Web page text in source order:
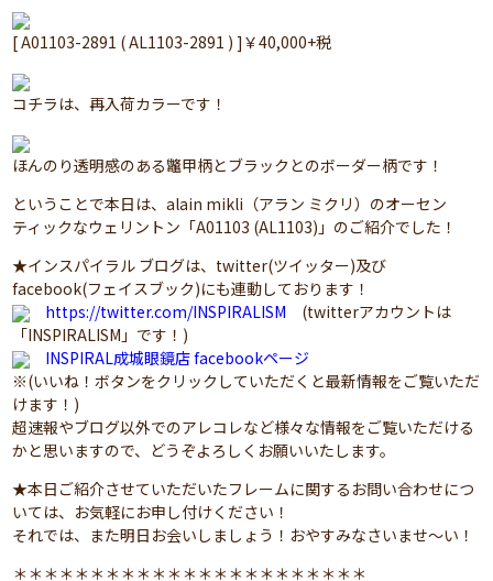
[ A01103-2891 ( AL1103-2891 ) ]￥40,000+税
コチラは、再入荷カラーです！
ほんのり透明感のある鼈甲柄とブラックとのボーダー柄です！
ということで本日は、alain mikli（アラン ミクリ）のオーセン
ティックなウェリントン「A01103 (AL1103)」のご紹介でした！
★インスパイラル ブログは、twitter(ツイッター)及び
facebook(フェイスブック)にも連動しております！
https://twitter.com/INSPIRALISM (twitterアカウントは
「INSPIRALISM」です！)
INSPIRAL成城眼鏡店 facebookページ
※(いいね！ボタンをクリックしていただくと最新情報をご覧いただ
けます！)
超速報やブログ以外でのアレコレなど様々な情報をご覧いただける
かと思いますので、どうぞよろしくお願いいたします。
★本日ご紹介させていただいたフレームに関するお問い合わせにつ
いては、お気軽にお申し付けください！
それでは、また明日お会いしましょう！おやすみなさいませ～い！
＊＊＊＊＊＊＊＊＊＊＊＊＊＊＊＊＊＊＊＊＊＊＊